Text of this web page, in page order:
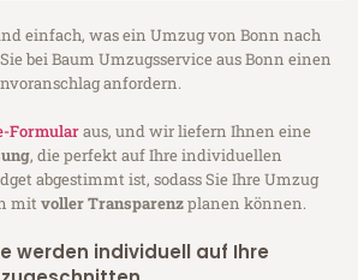
einfach, was ein Umzug von Bonn nach
bei Baum Umzugsservice aus Bonn einen
anfordern.
Formularaus, und wir liefern Ihnen eine
, die perfekt auf Ihre individuellen
abgestimmt ist, sodass Sie Ihre Umzug
mitvoller Transparenzplanen können.
werden individuell auf Ihre